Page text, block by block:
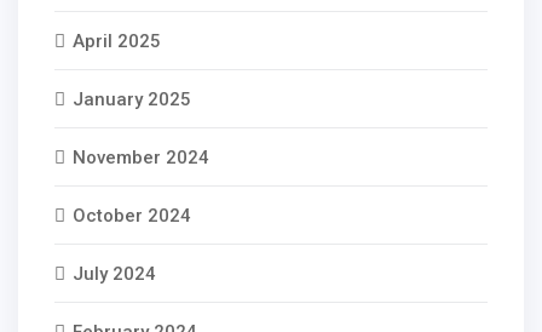
April 2025
January 2025
November 2024
October 2024
July 2024